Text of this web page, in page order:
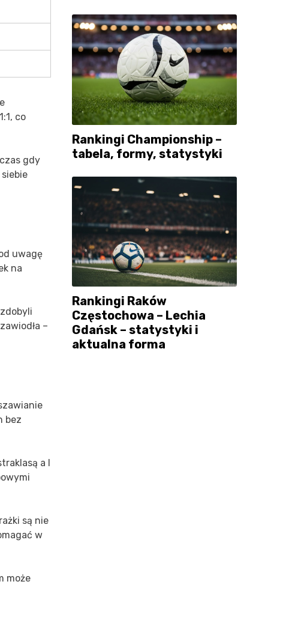
co
gdy
uwagę
na
–
bez
a I
są nie
w
może
Rankingi Championship –
tabela, formy, statystyki
Rankingi Raków
Częstochowa – Lechia
Gdańsk – statystyki i
aktualna forma